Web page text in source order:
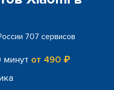
707 сервисов
минут от 490 ₽